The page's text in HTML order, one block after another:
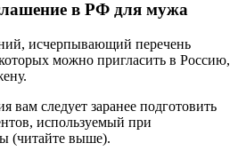
в РФ для мужа
исчерпывающий перечень
можно пригласить в Россию,
вам следует заранее подготовить
используемый при
(читайте выше).